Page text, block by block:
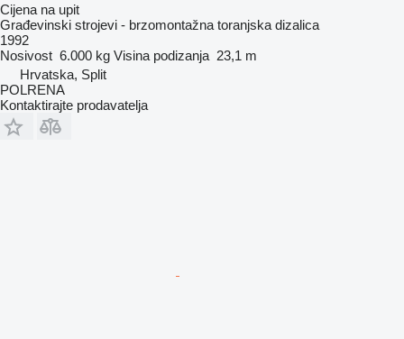
Cijena na upit
Građevinski strojevi - brzomontažna toranjska dizalica
1992
Nosivost 6.000 kg Visina podizanja 23,1 m
Hrvatska, Split
POLRENA
Kontaktirajte prodavatelja